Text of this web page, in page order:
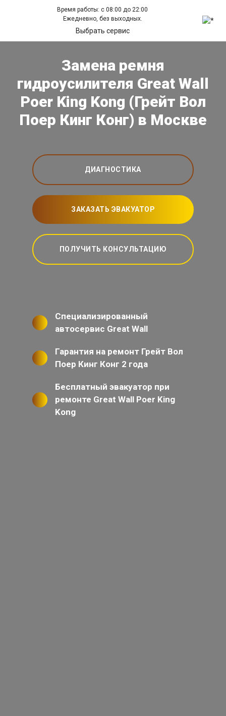
Время работы: с 08:00 до 22:00
Ежедневно, без выходных.
Выбрать сервис
Замена ремня
гидроусилителя Great Wall
Poer King Kong (Грейт Вол
Поер Кинг Конг) в Москве
ДИАГНОСТИКА
ЗАКАЗАТЬ ЭВАКУАТОР
ПОЛУЧИТЬ КОНСУЛЬТАЦИЮ
Специализированный
автосервис Great Wall
Гарантия на ремонт Грейт Вол
Поер Кинг Конг 2 года
Бесплатный эвакуатор при
ремонте Great Wall Poer King
Kong